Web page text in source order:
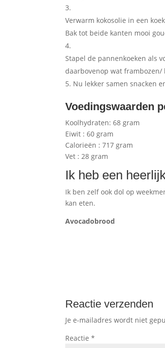
Verwarm kokosolie in een
Bak tot beide kanten mooi
Stapel de pannenkoeken als
daarbovenop wat
Nu lekker samen snacken
Voedingswaarden
Koolhydraten: 68 gram
Eiwit : 60 gram
Calorieën : 717 gram
Vet : 28 gram
Ik heb een
Ik ben zelf ook dol op
kan eten.
Avocadobrood
Reactie verzenden
Je e-mailadres wordt niet
Reactie*